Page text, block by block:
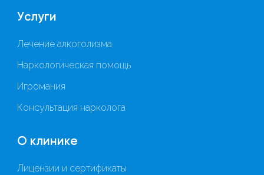
Услуги
Лечение алкоголизма
Наркологическая помощь
Игромания
Консультация нарколога
О клинике
Лицензии и сертификаты